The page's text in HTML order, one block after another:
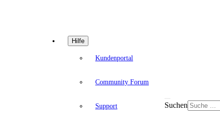
Hilfe
Kundenportal
Community Forum
Support Suchen